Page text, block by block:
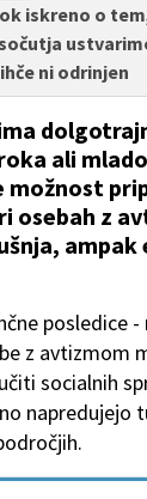
iskreno o
ni odrinjen
ali
možnost
osebah z
ampak
posledice -
z avtizmom
socialnih
napredujejo